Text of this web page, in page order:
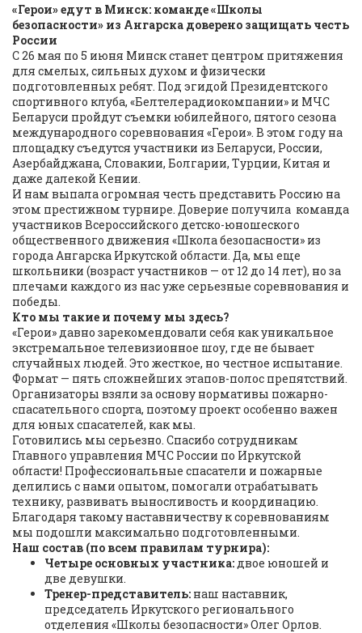
«Герои» едут в Минск: команде «Школы
безопасности» из Ангарска доверено защищать честь
России
С 26 мая по 5 июня Минск станет центром притяжения
для смелых, сильных духом и физически
подготовленных ребят. Под эгидой Президентского
спортивного клуба, «Белтелерадиокомпании» и МЧС
Беларуси пройдут съемки юбилейного, пятого сезона
международного соревнования «Герои». В этом году на
площадку съедутся участники из Беларуси, России,
Азербайджана, Словакии, Болгарии, Турции, Китая и
даже далекой Кении.
И нам выпала огромная честь представить Россию на
этом престижном турнире. Доверие получила команда
участников Всероссийского детско-юношеского
общественного движения «Школа безопасности» из
города Ангарска Иркутской области. Да, мы еще
школьники (возраст участников — от 12 до 14 лет), но за
плечами каждого из нас уже серьезные соревнования и
победы.
Кто мы такие и почему мы здесь?
«Герои» давно зарекомендовали себя как уникальное
экстремальное телевизионное шоу, где не бывает
случайных людей. Это жесткое, но честное испытание.
Формат — пять сложнейших этапов-полос препятствий.
Организаторы взяли за основу нормативы пожарно-
спасательного спорта, поэтому проект особенно важен
для юных спасателей, как мы.
Готовились мы серьезно. Спасибо сотрудникам
Главного управления МЧС России по Иркутской
области! Профессиональные спасатели и пожарные
делились с нами опытом, помогали отрабатывать
технику, развивать выносливость и координацию.
Благодаря такому наставничеству к соревнованиям
мы подошли максимально подготовленными.
Наш состав (по всем правилам турнира):
Четыре основных участника:двое юношей и
две девушки.
Тренер-представитель: наш наставник,
председатель Иркутского регионального
отделения «Школы безопасности» Олег Орлов.